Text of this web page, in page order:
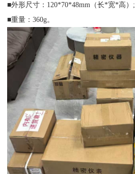
■外形尺寸：120*70*48mm（长*宽*高）;
■重量：360g。